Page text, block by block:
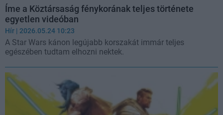
Íme a Köztársaság fénykorának teljes története
egyetlen videóban
Hír | 2026.05.24 10:23
A Star Wars kánon legújabb korszakát immár teljes
egészében tudtam elhozni nektek.